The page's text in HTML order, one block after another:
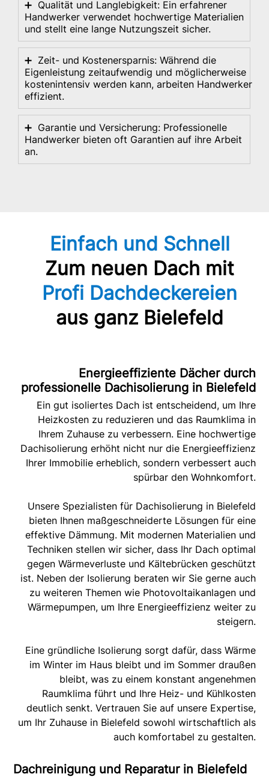
➕ Qualität und Langlebigkeit: Ein erfahrener
Handwerker verwendet hochwertige Materialien
und stellt eine lange Nutzungszeit sicher.
➕ Zeit- und Kostenersparnis: Während die
Eigenleistung zeitaufwendig und möglicherweise
kostenintensiv werden kann, arbeiten Handwerker
effizient.
➕ Garantie und Versicherung: Professionelle
Handwerker bieten oft Garantien auf ihre Arbeit
an.
Einfach und Schnell
Zum neuen Dach mit
Profi Dachdeckereien
aus ganz Bielefeld
Energieeffiziente Dächer durch
professionelle Dachisolierung in Bielefeld
Ein gut isoliertes Dach ist entscheidend, um Ihre
Heizkosten zu reduzieren und das Raumklima in
Ihrem Zuhause zu verbessern. Eine hochwertige
Dachisolierung erhöht nicht nur die Energieeffizienz
Ihrer Immobilie erheblich, sondern verbessert auch
spürbar den Wohnkomfort.
Unsere Spezialisten für Dachisolierung in Bielefeld
bieten Ihnen maßgeschneiderte Lösungen für eine
effektive Dämmung. Mit modernen Materialien und
Techniken stellen wir sicher, dass Ihr Dach optimal
gegen Wärmeverluste und Kältebrücken geschützt
ist. Neben der Isolierung beraten wir Sie gerne auch
zu weiteren Themen wie Photovoltaikanlagen und
Wärmepumpen, um Ihre Energieeffizienz weiter zu
steigern.
Eine gründliche Isolierung sorgt dafür, dass Wärme
im Winter im Haus bleibt und im Sommer draußen
bleibt, was zu einem konstant angenehmen
Raumklima führt und Ihre Heiz- und Kühlkosten
deutlich senkt. Vertrauen Sie auf unsere Expertise,
um Ihr Zuhause in Bielefeld sowohl wirtschaftlich als
auch komfortabel zu gestalten.
Dachreinigung und Reparatur in Bielefeld